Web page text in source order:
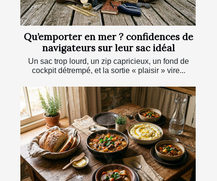
Qu’emporter en mer ? confidences de
navigateurs sur leur sac idéal
Un sac trop lourd, un zip capricieux, un fond de
cockpit détrempé, et la sortie « plaisir » vire...